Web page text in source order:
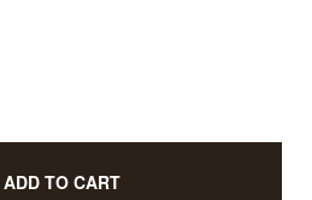
ADD TO CART